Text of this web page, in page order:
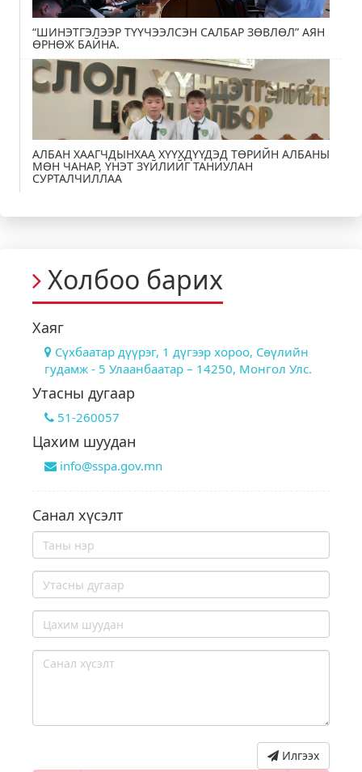
“ШИНЭТГЭЛЭЭР ТҮҮЧЭЭЛСЭН САЛБАР ЗӨВЛӨЛ” АЯН
ӨРНӨЖ БАЙНА.
АЛБАН ХААГЧДЫНХАА ХҮҮХДҮҮДЭД ТӨРИЙН АЛБАНЫ
МӨН ЧАНАР, ҮНЭТ ЗҮЙЛИЙГ ТАНИУЛАН
СУРТАЛЧИЛЛАА
Холбоо барих
Хаяг
Сүхбаатар дүүрэг, 1 дүгээр хороо, Сөүлийн
гудамж - 5 Улаанбаатар – 14250, Монгол Улс.
Утасны дугаар
51-260057
Цахим шуудан
info@sspa.gov.mn
Санал хүсэлт
Илгээх